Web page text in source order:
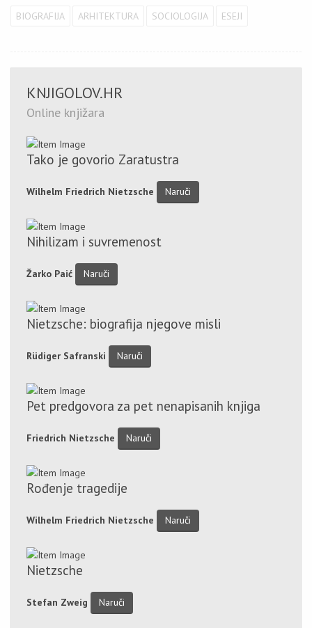
BIOGRAFIJA ARHITEKTURA SOCIOLOGIJA ESEJI
KNJIGOLOV.HR
Online knjižara
Tako je govorio Zaratustra
Wilhelm Friedrich Nietzsche Naruči
Nihilizam i suvremenost
Žarko Paić Naruči
Nietzsche: biografija njegove misli
Rüdiger Safranski Naruči
Pet predgovora za pet nenapisanih knjiga
Friedrich Nietzsche Naruči
Rođenje tragedije
Wilhelm Friedrich Nietzsche Naruči
Nietzsche
Stefan Zweig Naruči